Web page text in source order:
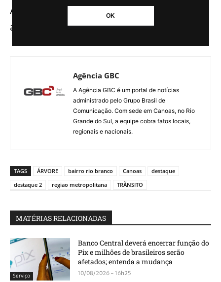
OK
As causas da queda da árvore serão
apuradas.
Agência GBC
A Agência GBC é um portal de notícias
administrado pelo Grupo Brasil de
Comunicação. Com sede em Canoas, no Rio
Grande do Sul, a equipe cobra fatos locais,
regionais e nacionais.
TAGS ÁRVORE bairro rio branco Canoas
destaque
destaque 2
regiao metropolitana TRÃNSITO
MATÉRIAS RELACIONADAS
Serviço
Banco Central deverá encerrar função do
Pix e milhões de brasileiros serão
afetados; entenda a mudança
10/08/2026 - 16h25